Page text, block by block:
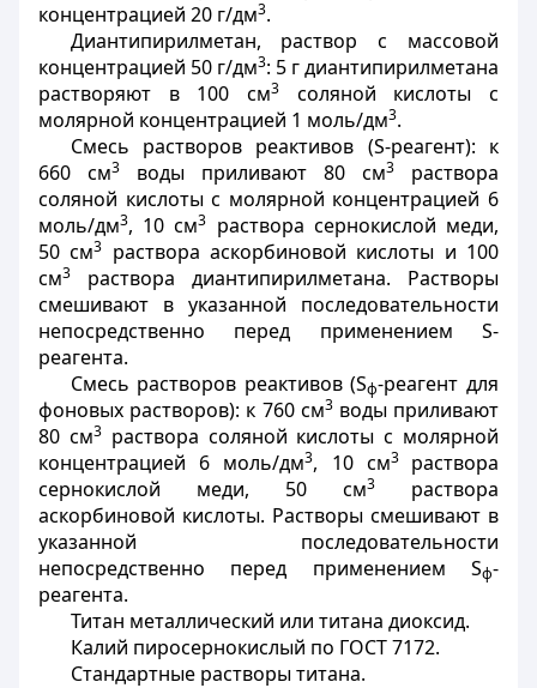
концентрацией 20 г/дм3.
Диантипирилметан, раствор с массовой
концентрацией 50 г/дм3: 5 г диантипирилметана
растворяют в 100 см3
соляной кислоты с
молярной концентрацией 1 моль/дм3.
Смесь растворов реактивов (S-реагент): к
660 см3 воды приливают 80 см3
раствора
соляной кислоты с молярной концентрацией 6
моль/дм3, 10 см3 раствора сернокислой меди,
50 см3 раствора аскорбиновой кислоты и 100
см3
раствора диантипирилметана. Растворы
смешивают в указанной последовательности
непосредственно перед применением S-
реагента.
Смесь растворов реактивов (Sф-реагент для
фоновых растворов): к 760 см3 воды приливают
80 см3 раствора соляной кислоты с молярной
концентрацией 6 моль/дм3, 10 см3 раствора
сернокислой меди, 50 см3
раствора
аскорбиновой кислоты. Растворы смешивают в
указанной последовательности
непосредственно перед применением
Sф-
реагента.
Титан металлический или титана диоксид.
Калий пиросернокислый по ГОСТ 7172.
Стандартные растворы титана.